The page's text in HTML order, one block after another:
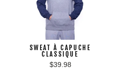
SWEAT À CAPUCHE
CLASSIQUE
$39.98